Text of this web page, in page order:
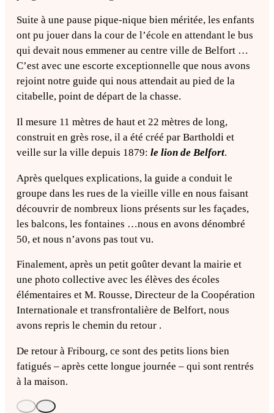
Suite à une pause pique-nique bien méritée, les enfants
ont pu jouer dans la cour de l’école en attendant le bus
qui devait nous emmener au centre ville de Belfort …
C’est avec une escorte exceptionnelle que nous avons
rejoint notre guide qui nous attendait au pied de la
citabelle, point de départ de la chasse.
Il mesure 11 mètres de haut et 22 mètres de long,
construit en grès rose, il a été créé par Bartholdi et
veille sur la ville depuis 1879:le lion de Belfort.
Après quelques explications, la guide a conduit le
groupe dans les rues de la vieille ville en nous faisant
découvrir de nombreux lions présents sur les façades,
les balcons, les fontaines …nous en avons dénombré
50, et nous n’avons pas tout vu.
Finalement, après un petit goûter devant la mairie et
une photo collective avec les élèves des écoles
élémentaires et M. Rousse, Directeur de la Coopération
Internationale et transfrontalière de Belfort, nous
avons repris le chemin du retour .
De retour à Fribourg, ce sont des petits lions bien
fatigués – après cette longue journée – qui sont rentrés
à la maison.